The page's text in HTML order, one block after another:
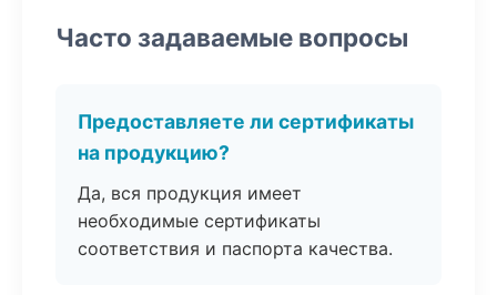
Часто задаваемые вопросы
Предоставляете ли сертификаты
на продукцию?
Да, вся продукция имеет
необходимые сертификаты
соответствия и паспорта качества.